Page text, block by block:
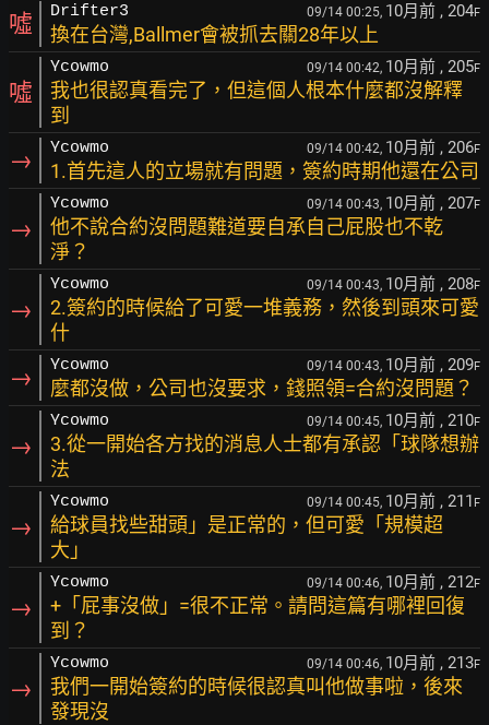
噓 Drifter3 09/14 00:25, 10月前 , 204F
換在台灣,Ballmer會被抓去關28年以上
噓
Ycowmo 09/14 00:42, 10月前 , 205F
我也很認真看完了，但這個人根本什麼都沒解釋
到
→ Ycowmo 09/14 00:42, 10月前 , 206F
1.首先這人的立場就有問題，簽約時期他還在公司
→
Ycowmo 09/14 00:43, 10月前 , 207F
他不說合約沒問題難道要自承自己屁股也不乾
淨？
→
Ycowmo 09/14 00:43, 10月前 , 208F
2.簽約的時候給了可愛一堆義務，然後到頭來可愛
什
→ Ycowmo 09/14 00:43, 10月前 , 209F
麼都沒做，公司也沒要求，錢照領=合約沒問題？
→
Ycowmo 09/14 00:45, 10月前 , 210F
3.從一開始各方找的消息人士都有承認「球隊想辦
法
→
Ycowmo 09/14 00:45, 10月前 , 211 F
給球員找些甜頭」是正常的，但可愛「規模超
大」
→
Ycowmo 09/14 00:46, 10月前 , 212F
+「屁事沒做」=很不正常。請問這篇有哪裡回復
到？
→
Ycowmo 09/14 00:46, 10月前 , 213F
我們一開始簽約的時候很認真叫他做事啦，後來
發現沒